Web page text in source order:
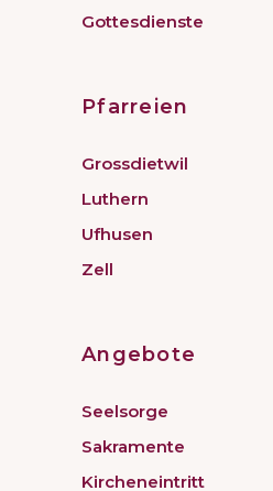
Gottesdienste
Pfarreien
Grossdietwil
Luthern
Ufhusen
Zell
Angebote
Seelsorge
Sakramente
Kircheneintritt